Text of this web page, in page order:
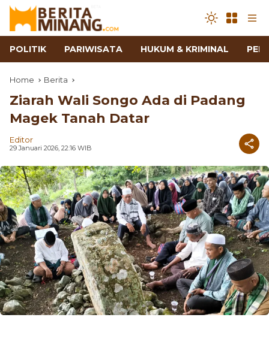
POLITIK PARIWISATA HUKUM & KRIMINAL
Home Berita
Ziarah Wali Songo Ada di Padang
Magek Tanah Datar
Editor
29 Januari 2026, 22:16 WIB